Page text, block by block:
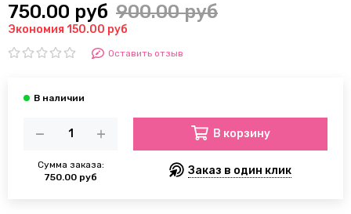
750.00 руб 900.00 руб
Экономия 150.00 руб
Оставить отзыв
Сумма заказа:
750.00 руб
В корзину
Заказ в один клик